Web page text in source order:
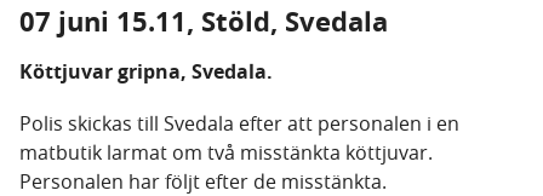
07 juni 15.11, Stöld, Svedala
Köttjuvar gripna, Svedala.
Polis skickas till Svedala efter att personalen i en
matbutik larmat om två misstänkta köttjuvar.
Personalen har följt efter de misstänkta.